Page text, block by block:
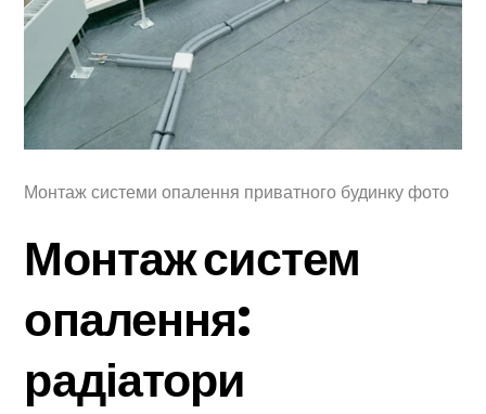
Монтаж системи опалення приватного будинку фото
Монтаж систем
опалення:
радіатори